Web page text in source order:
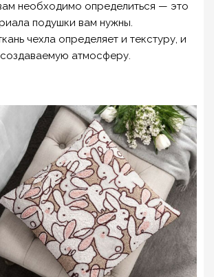
необходимо определиться — это
подушки вам нужны.
чехла определяет и текстуру, и
атмосферу.